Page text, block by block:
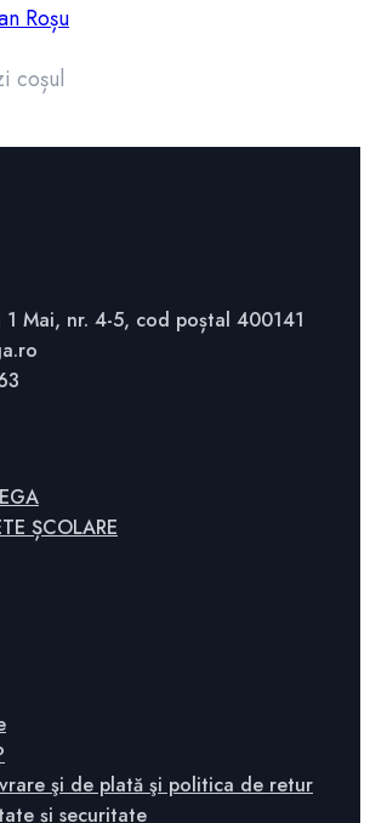
Roșu
coșul
1 Mai, nr. 4-5, cod poștal 400141
ȘCOLARE
şi de plată şi politica de retur
și securitate